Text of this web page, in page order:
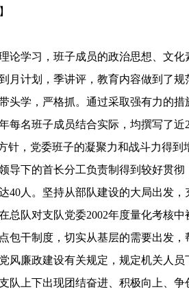
论学习，班子成员的政治思想、文化
月计划，季讲评，教育内容做到了
头学，严格抓。通过采取强有力的
每名班子成员结合实际，均撰写了
针，党委班子的凝聚力和战斗力得
导下的首长分工负责制得到较好贯
40人。坚持从部队建设的大局出发
总队对支队党委2002年度量化考核
包干制度，切实从基层的需要出发
风廉政建设有关规定，规定机关人
队上下出现团结奋进、积极向上、